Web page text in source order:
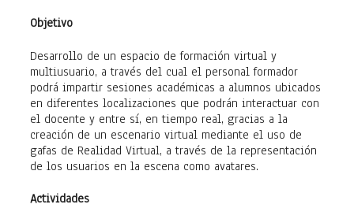
Objetivo
Desarrollo de un espacio de formación virtual y
multiusuario, a través del cual el personal formador
podrá impartir sesiones académicas a alumnos ubicados
en diferentes localizaciones que podrán interactuar con
el docente y entre sí, en tiempo real, gracias a la
creación de un escenario virtual mediante el uso de
gafas de Realidad Virtual, a través de la representación
de los usuarios en la escena como avatares.
Actividades